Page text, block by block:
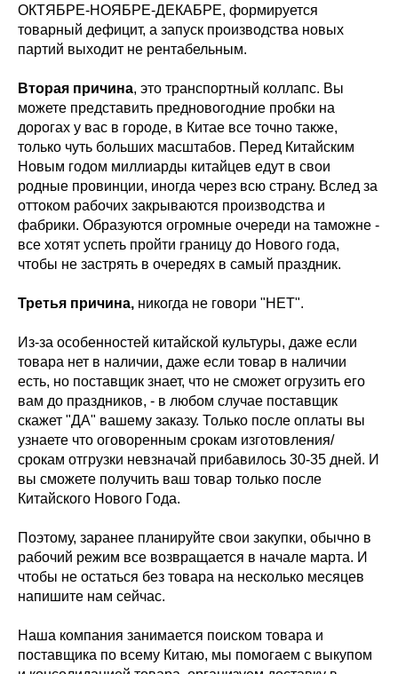
ОКТЯБРЕ-НОЯБРЕ-ДЕКАБРЕ, формируется
товарный дефицит, а запуск производства новых
партий выходит не рентабельным.
Вторая причина, это транспортный коллапс. Вы
можете представить предновогодние пробки на
дорогах у вас в городе, в Китае все точно также,
только чуть больших масштабов. Перед Китайским
Новым годом миллиарды китайцев едут в свои
родные провинции, иногда через всю страну. Вслед за
оттоком рабочих закрываются производства и
фабрики. Образуются огромные очереди на таможне -
все хотят успеть пройти границу до Нового года,
чтобы не застрять в очередях в самый праздник.
Третья причина, никогда не говори "НЕТ".
Из-за особенностей китайской культуры, даже если
товара нет в наличии, даже если товар в наличии
есть, но поставщик знает, что не сможет огрузить его
вам до праздников, - в любом случае поставщик
скажет "ДА" вашему заказу. Только после оплаты вы
узнаете что оговоренным срокам изготовления/
срокам отгрузки невзначай прибавилось 30-35 дней. И
вы сможете получить ваш товар только после
Китайского Нового Года.
Поэтому, заранее планируйте свои закупки, обычно в
рабочий режим все возвращается в начале марта. И
чтобы не остаться без товара на несколько месяцев
напишите нам сейчас.
Наша компания занимается поиском товара и
поставщика по всему Китаю, мы помогаем с выкупом